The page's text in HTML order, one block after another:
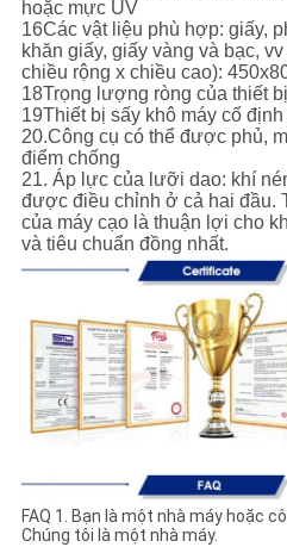
hoặc mực UV
16Các vật liệu phù hợp: giấy,
khăn giấy, giấy vàng và bạc,
chiều rộng x chiều cao):
18Trọng lượng ròng của thiết
19Thiết bị sấy khô máy cố
20.Công cụ có thể được phủ,
điểm chống
21. Áp lực của lưỡi dao: khí
được điều chỉnh ở cả hai đầu.
của máy cạo là thuận lợi cho
và tiêu chuẩn đồng nhất.
FAQ 1. Bạn là một nhà máy hoặc
Chúng tôi là một nhà máy.